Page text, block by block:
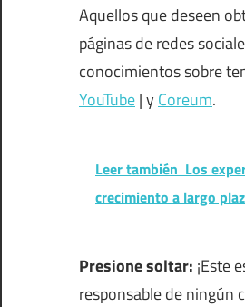
Aquellos que deseen
páginas de redes
conocimientos sobre
YouTube| yCoreum.
Leer también Los
crecimiento a largo
Presione soltar: ¡Este
responsable de ningún